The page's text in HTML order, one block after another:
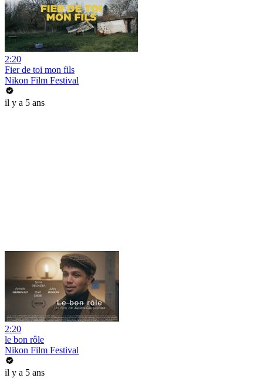
2:20
Fier de toi mon fils
Nikon Film Festival
il y a 5 ans
2:20
le bon rôle
Nikon Film Festival
il y a 5 ans